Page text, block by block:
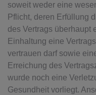
soweit weder eine
Pflicht, deren Erfüllung
des Vertrags überhaupt
Einhaltung eine
vertrauen darf sowie
Erreichung des
wurde noch eine
Gesundheit vorliegt.